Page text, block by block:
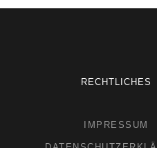
RECHTLICHES
IMPRESSUM